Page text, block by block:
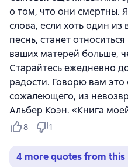
о том, что они смертны.
слова, если хоть один
песнь, станет
ваших матерей больше,
Старайтесь ежедневно
радости. Говорю вам это
сожалеющего, из
Альбер Коэн. «Книга
8 1
4 more quotes from this